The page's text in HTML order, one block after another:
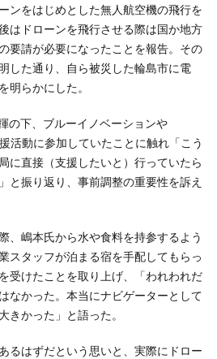
ンをはじめとした無人航空機の飛行を
はドローンを飛行させる際は国か地方
要請が必要になったことを報告。その
した通り、自ら被災した輪島市に電
明らかにした。
の下、ブルーイノベーションや
活動に参加していたことに触れ「こう
に直接（支援したいと）行っていたら
と振り返り、事前調整の重要性を訴え
、嶋本氏から水や食料を持参するよう
スタッフが泊まる宿を手配してもらっ
受けたことを取り上げ、「われわれだ
なかった。本当にナビゲーターとして
きかった」と語った。
るはずだという思いと、実際にドロー